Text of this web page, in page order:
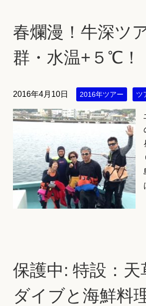
春爛漫！牛深ツ
群・水温+５℃！
2016年4月10日 2016年ツアー ツ
保護中: 特設：
ダイブと海鮮料